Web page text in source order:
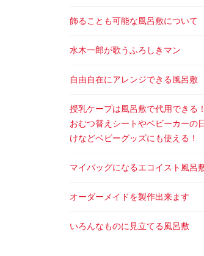
飾ることも可能な風呂敷について
水木一郎が歌うふろしきマン
自由自在にアレンジできる風呂敷
授乳ケープは風呂敷で代用できる
おむつ替えシートやベビーカーの
けなどベビーグッズにも使える！
マイバッグになるエコイスト風呂
オーダーメイドを製作出来ます
いろんなものに見立てる風呂敷